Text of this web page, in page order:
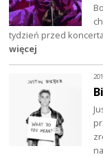
tydzień przed
więcej